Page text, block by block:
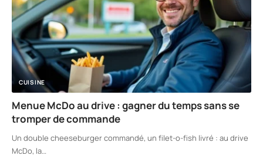
CUISINE
Menue McDo au drive : gagner du temps sans se
tromper de commande
Un double cheeseburger commandé, un filet-o-fish livré : au drive
McDo, la…